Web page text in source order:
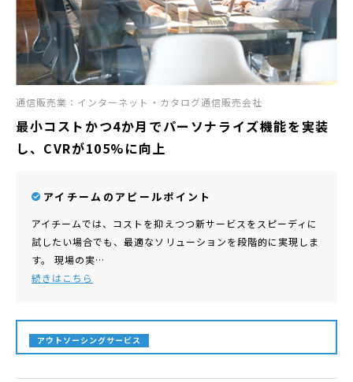
通信販売業：インターネット・カタログ通信販売会社
最小コストかつ4か月でパーソナライズ機能を実装
し、CVRが105%に向上
アイチームのアピールポイント
アイチームでは、コストを抑えつつ新サービスをスピーディに
試したい場合でも、最適なソリューションを段階的に実現しま
す。 現場の実…
続きはこちら
アウトソーシングサービス